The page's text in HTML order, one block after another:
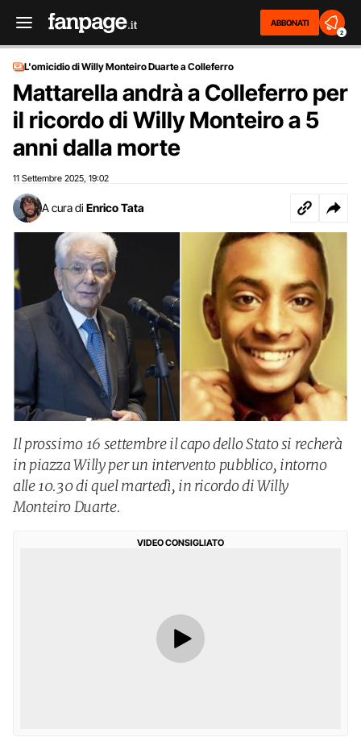
ABBONATI
2
L'omicidio di Willy Monteiro Duarte a Colleferro
Mattarella andrà a Colleferro per
il ricordo di Willy Monteiro a 5
anni dalla morte
11 Settembre 2025 19:02
A cura di Enrico Tata
Il prossimo 16 settembre il capo dello Stato si recherà
in piazza Willy per un intervento pubblico, intorno
alle 10.30 di quel martedì, in ricordo di Willy
Monteiro Duarte.
VIDEO CONSIGLIATO